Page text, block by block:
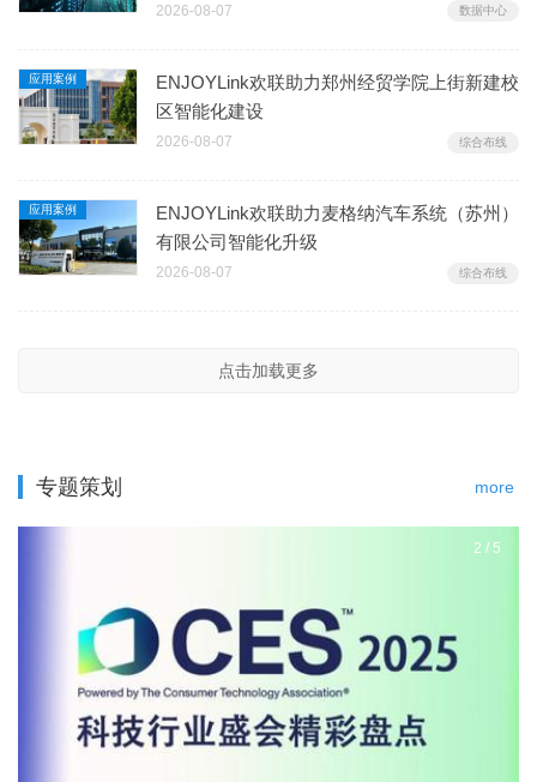
2026-08-07 数据中心
应用案例
ENJOYLink欢联助力郑州经贸学院上街新建校
区智能化建设
2026-08-07 综合布线
应用案例
ENJOYLink欢联助力麦格纳汽车系统（苏州）
有限公司智能化升级
2026-08-07 综合布线
点击加载更多
专题策划 more
2 / 5